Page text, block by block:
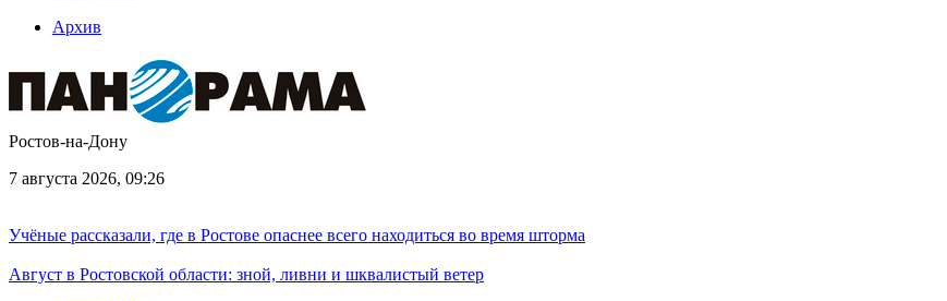
Архив
Ростов-на-Дону
7 августа 2026, 09:26
Учёные рассказали, где в Ростове опаснее всего находиться во время шторма
Август в Ростовской области: зной, ливни и шквалистый ветер